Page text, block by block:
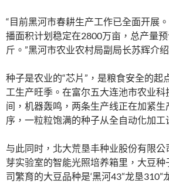
“目前黑河市春耕生产工作已全面开展
播面积计划稳定在2800万亩，总产量
斤。”黑河市农业农村局副局长苏辉介绍
种子是农业的“芯片”，是粮食安全的起
工生产旺季。在富尔五大连池市农业
间，机器轰鸣，两条生产线正在加紧生
序，一粒粒饱满的种子从全自动化加工
与此同时，北大荒垦丰种业股份有限
芽实验室的智能光照培养箱里，大豆种
司繁育的大豆品种是‘黑河43’‘龙垦